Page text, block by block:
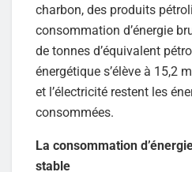
charbon, des produits
consommation d’énergie
de tonnes d’équivalent
énergétique s’élève à 15,2
et l’électricité restent les
consommées.
La consommation
stable